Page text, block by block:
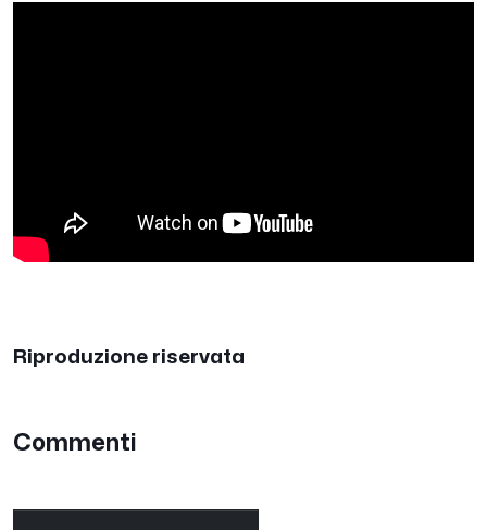
Riproduzione riservata
Commenti